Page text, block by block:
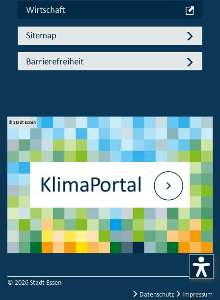
Wirtschaft
Sitemap
Barrierefreiheit
© Stadt Essen
© 2026 Stadt Essen
Datenschutz
Impressum